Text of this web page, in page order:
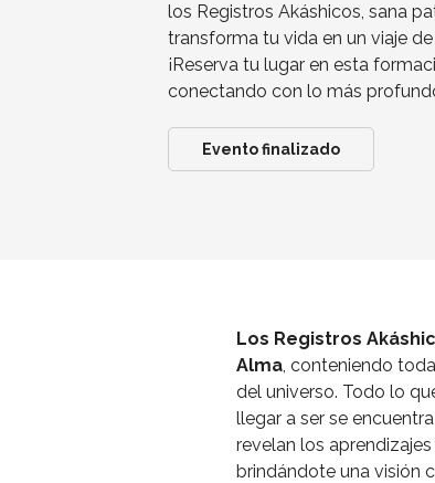
los Registros Akáshicos, sana
transforma tu vida en un viaje
¡Reserva tu lugar en esta
conectando con lo más
Evento finalizado
Los Registros
Alma, conteniendo
del universo. Todo lo
llegar a ser se
revelan los
brindándote una visión